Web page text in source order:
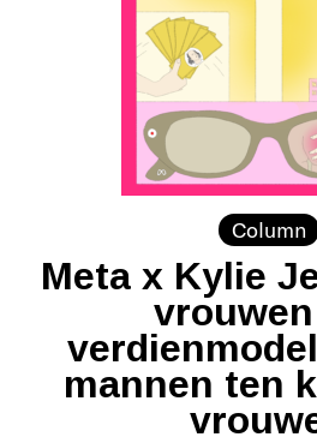
Column
Meta x Kylie
mannen ten